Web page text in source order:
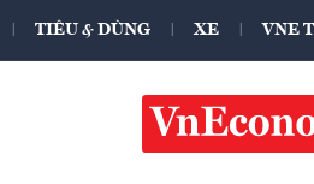
TIÊU & DÙNG XE VNE